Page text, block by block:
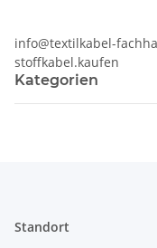
info@textilkabel-
stoffkabel.kaufen
Kategorien
Standort